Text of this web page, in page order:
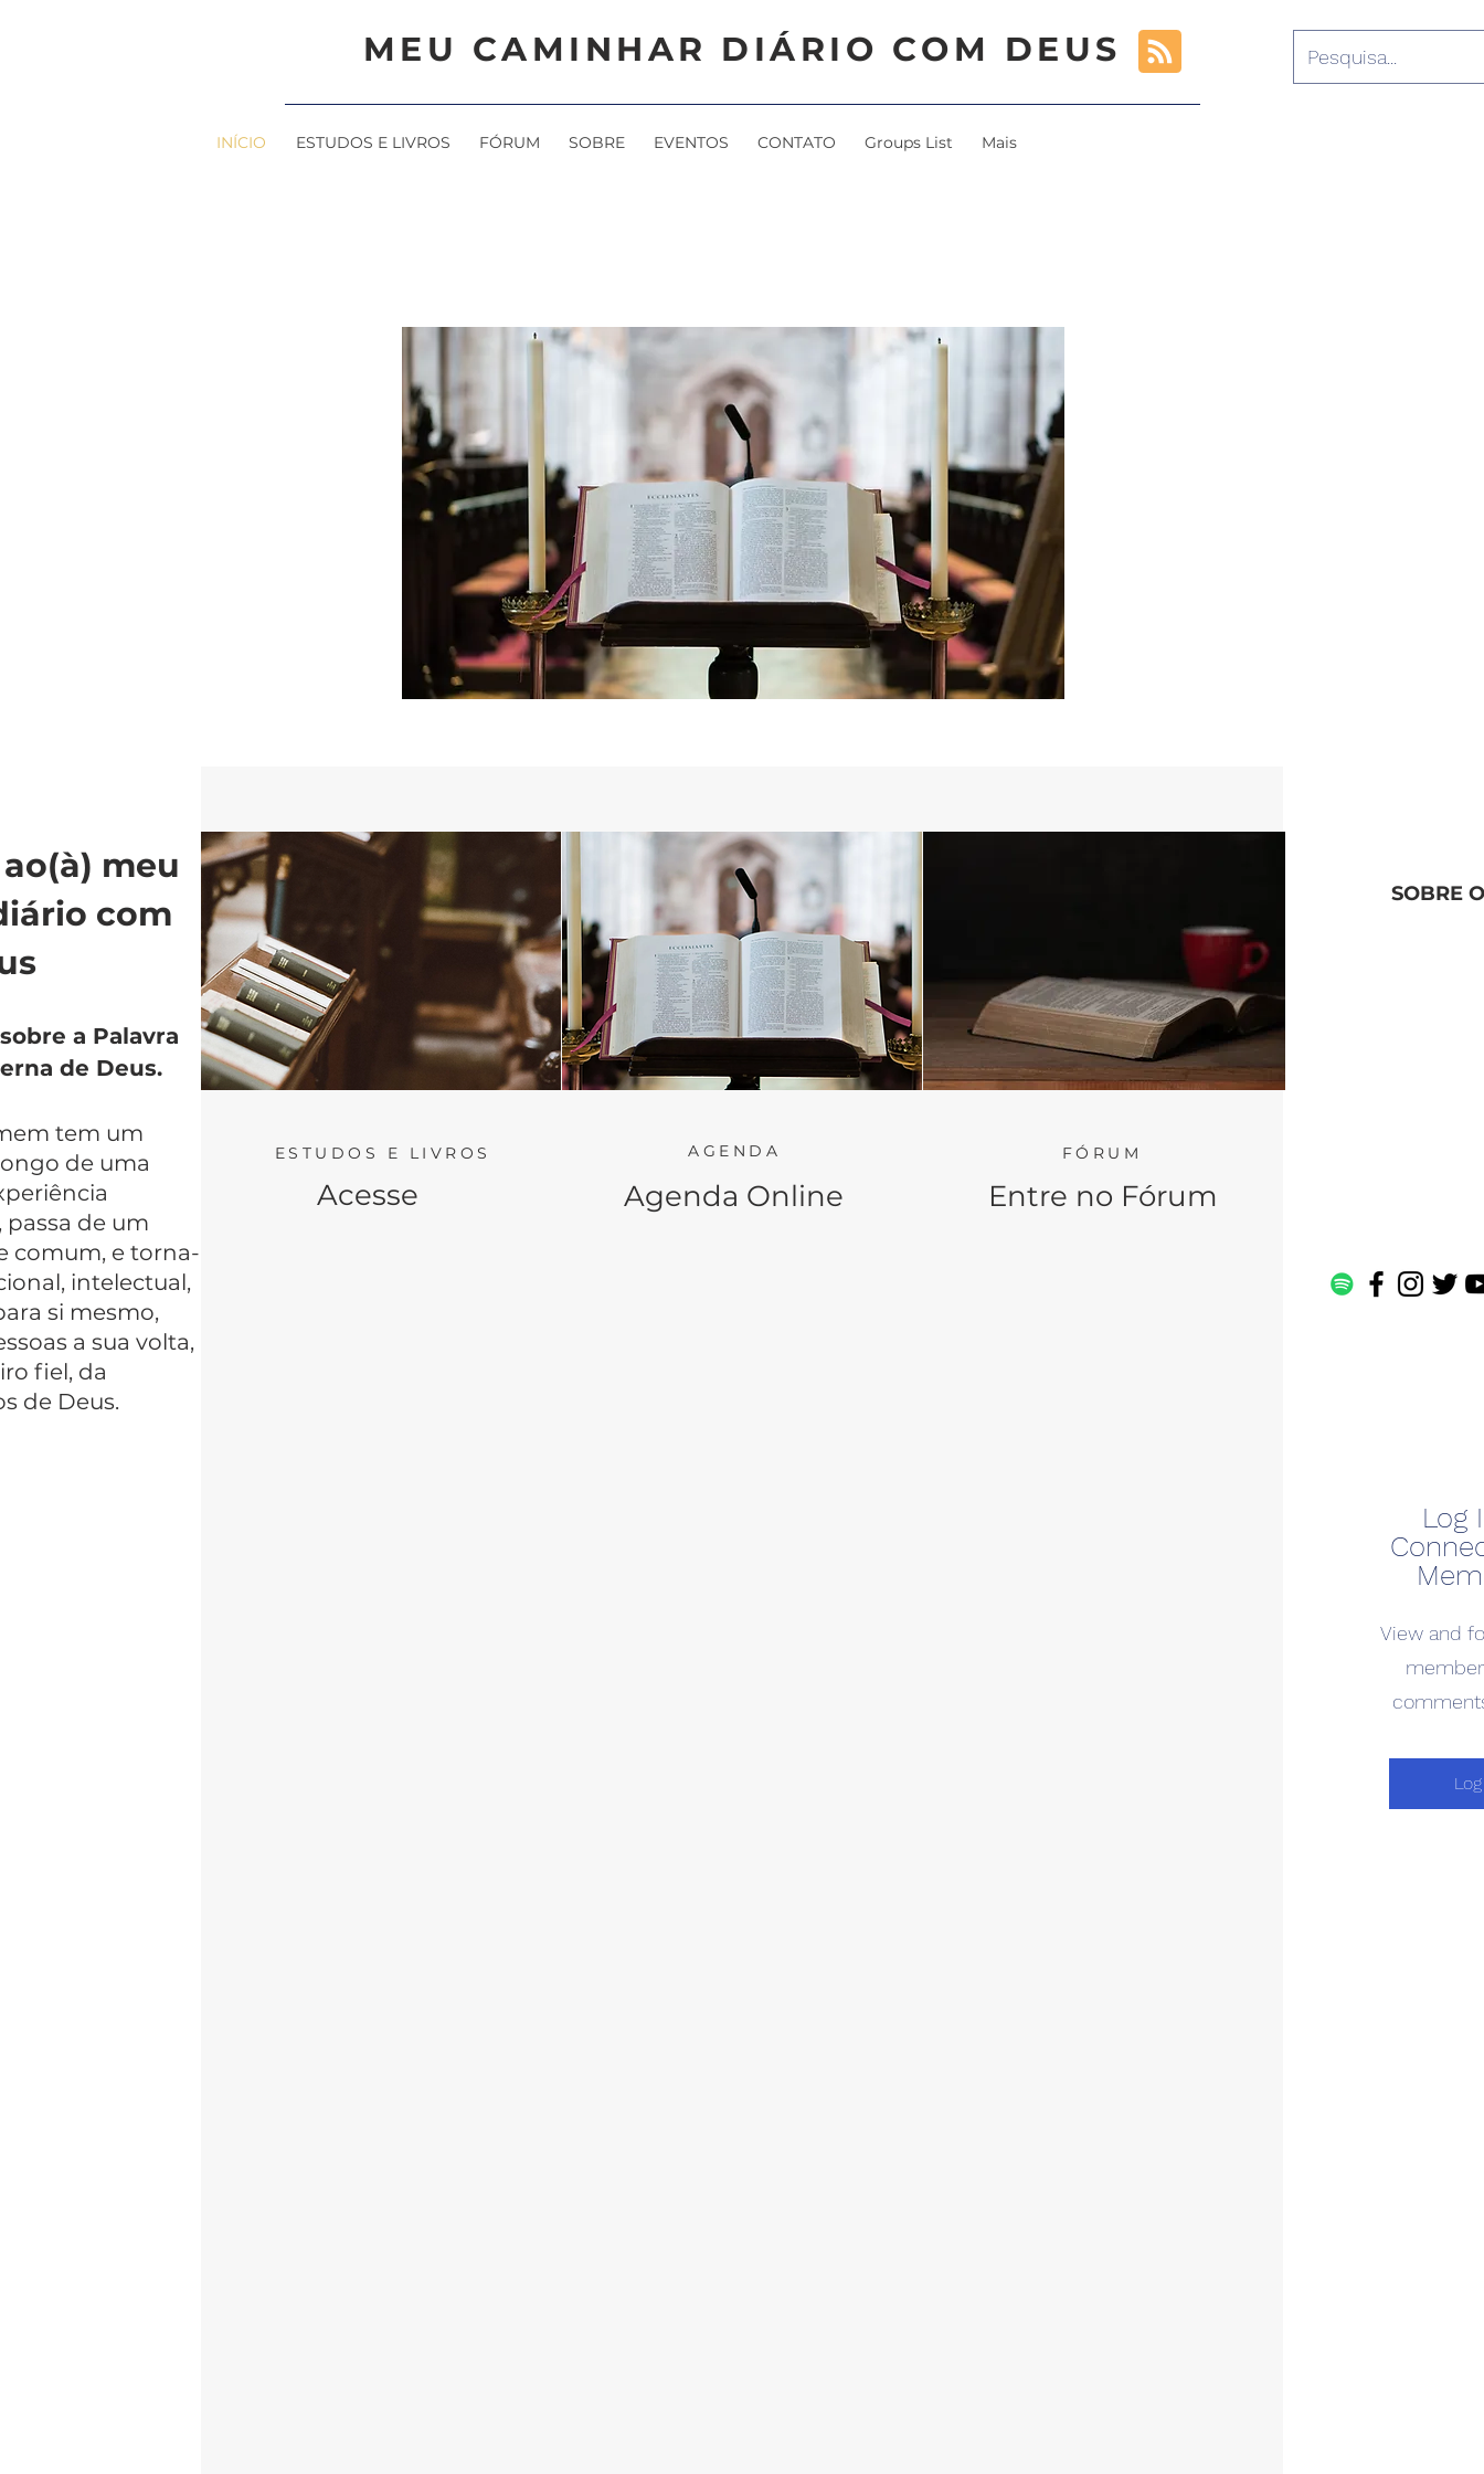
MEU CAMINHAR DIÁRIO COM DEUS
INÍCIO ESTUDOS E LIVROS FÓRUM SOBRE EVENTOS CONTATO Groups List Mais
meu
com
a Palavra
de Deus.
tem um
de uma
de um
comum, e torna-
intelectual,
si mesmo,
a sua volta,
fiel, da
de Deus.
ESTUDOS E LIVROS
Acesse
AGENDA
Agenda Online
FÓRUM
Entre no Fórum
Log
View and
SOBRE